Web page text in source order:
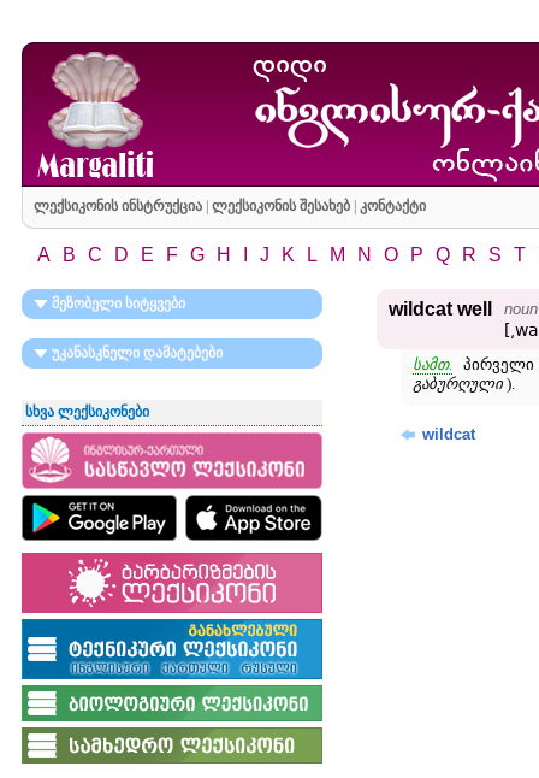
ლექსიკონის ინსტრუქცია| ლექსიკონის შესახებ| კონტაქტი
A B C D E F G H J K L M N O P Q R S T
მეზობელი სიტყვები
უკანასკნელი დამატებები
სხვა ლექსიკონები
wildcat well noun
სამთ.
გაბურღული ).
wildcat